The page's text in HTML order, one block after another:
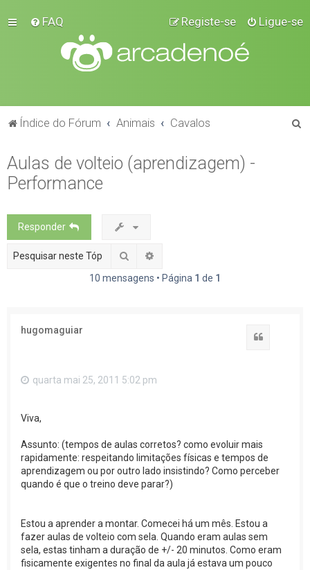
FAQ Ligue-se
Registe-se
Índice do Fórum Animais Cavalos
Aulas de volteio (aprendizagem) -
Performance
Responder
Pesquisar
10 mensagens • Página 1 de 1
hugomaguiar
quarta mai 25, 2011 5:02 pm
Viva,
Assunto: (tempos de aulas corretos? como evoluir mais
rapidamente: respeitando limitações físicas e tempos de
aprendizagem ou por outro lado insistindo? Como perceber
quando é que o treino deve parar?)
Estou a aprender a montar. Comecei há um mês. Estou a
fazer aulas de volteio com sela. Quando eram aulas sem
sela, estas tinham a duração de +/- 20 minutos. Como eram
fisicamente exigentes no final da aula já estava um pouco